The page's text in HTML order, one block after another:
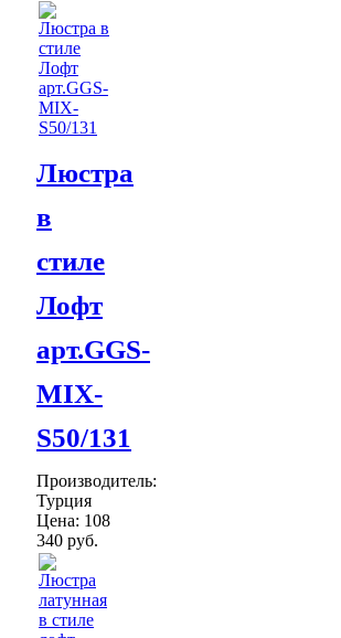
Люстра
в
стиле
Лофт
арт.GGS-
MIX-
S50/131
Производитель:
Турция
Цена: 108
340 руб.